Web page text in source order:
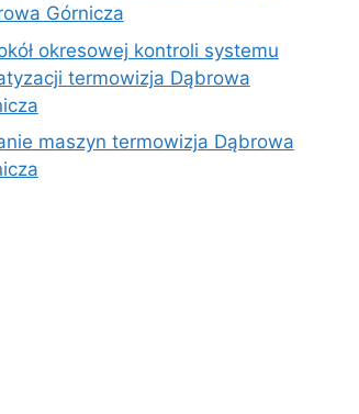
Górnicza
okresowej kontroli systemu
termowizja Dąbrowa
maszyn termowizja Dąbrowa